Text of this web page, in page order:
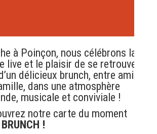
à Poinçon, nous célébrons la
live et le plaisir de se retrouver
délicieux brunch, entre ami.es
dans une atmosphère
musicale et conviviale !
notre carte du moment
!